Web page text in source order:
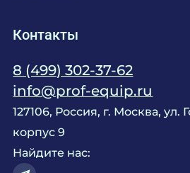
Контакты
8 (499) 302-37-62
info@prof-equip.ru
127106, Россия, г. Москва, ул.
корпус 9
Найдите нас: